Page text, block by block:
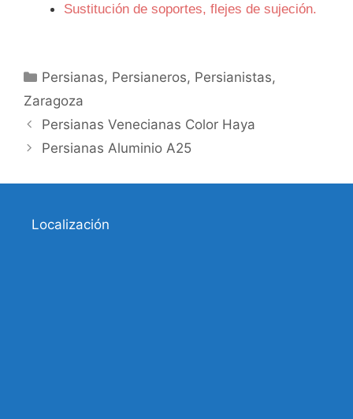
Sustitución de soportes, flejes de sujeción.
Categorías
Persianas, Persianeros, Persianistas,
Zaragoza
Persianas Venecianas Color Haya
Persianas Aluminio A25
Localización